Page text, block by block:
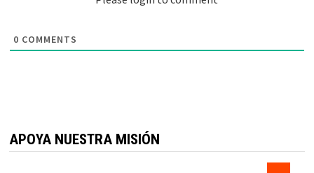
0 COMMENTS
APOYA NUESTRA MISIÓN